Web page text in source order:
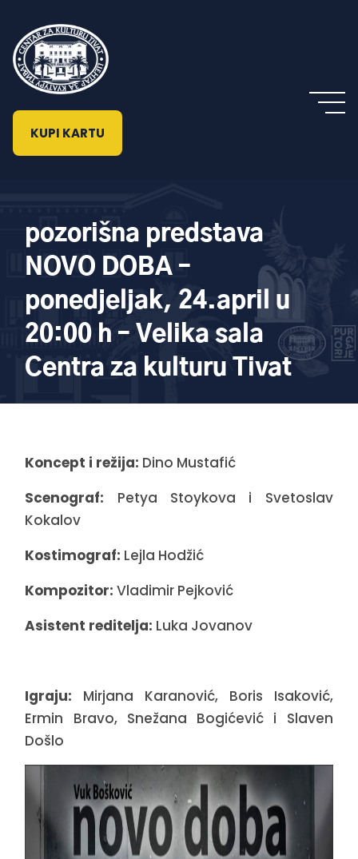
KUPI KARTU
pozorišna predstava
NOVO DOBA –
ponedjeljak, 24.april u
20:00 h – Velika sala
Centra za kulturu Tivat
Koncept i režija: Dino Mustafić
Scenograf: Petya Stoykova i Svetoslav
Kokalov
Kostimograf: Lejla Hodžić
Kompozitor: Vladimir Pejković
Asistent reditelja: Luka Jovanov
Igraju: Mirjana Karanović, Boris Isaković,
Ermin Bravo, Snežana Bogićević i Slaven
Došlo